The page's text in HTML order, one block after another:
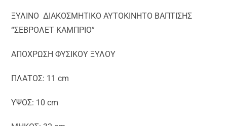
ΞΥΛΙΝΟ ΔΙΑΚΟΣΜΗΤΙΚΟ ΑΥΤΟΚΙΝΗΤΟ ΒΑΠΤΙΣΗΣ
“ΣΕΒΡΟΛΕΤ ΚΑΜΠΡΙΟ”
ΑΠΟΧΡΩΣΗ ΦΥΣΙΚΟΥ ΞΥΛΟΥ
ΠΛΑΤΟΣ: 11 cm
ΥΨΟΣ: 10 cm